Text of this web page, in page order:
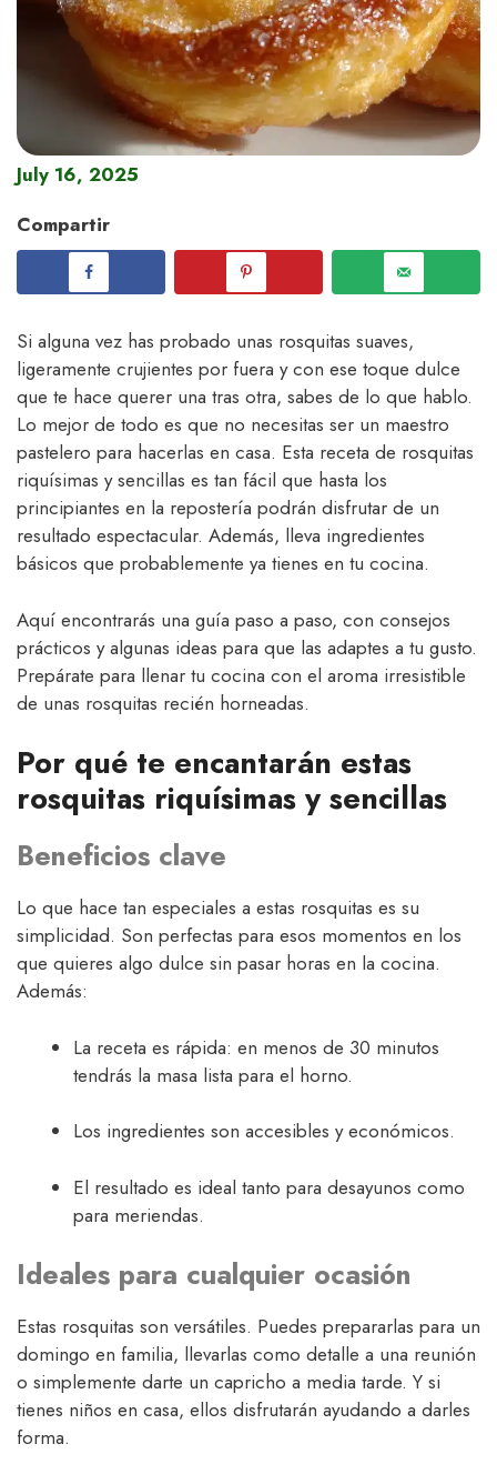
July 16, 2025
Compartir
Si alguna vez has probado unas rosquitas suaves,
ligeramente crujientes por fuera y con ese toque dulce
que te hace querer una tras otra, sabes de lo que hablo.
Lo mejor de todo es que no necesitas ser un maestro
pastelero para hacerlas en casa. Esta receta de rosquitas
riquísimas y sencillas es tan fácil que hasta los
principiantes en la repostería podrán disfrutar de un
resultado espectacular. Además, lleva ingredientes
básicos que probablemente ya tienes en tu cocina.
Aquí encontrarás una guía paso a paso, con consejos
prácticos y algunas ideas para que las adaptes a tu gusto.
Prepárate para llenar tu cocina con el aroma irresistible
de unas rosquitas recién horneadas.
Por qué te encantarán estas
rosquitas riquísimas y sencillas
Beneficios clave
Lo que hace tan especiales a estas rosquitas es su
simplicidad. Son perfectas para esos momentos en los
que quieres algo dulce sin pasar horas en la cocina.
Además:
La receta es rápida: en menos de 30 minutos
tendrás la masa lista para el horno.
Los ingredientes son accesibles y económicos.
El resultado es ideal tanto para desayunos como
para meriendas.
Ideales para cualquier ocasión
Estas rosquitas son versátiles. Puedes prepararlas para un
domingo en familia, llevarlas como detalle a una reunión
o simplemente darte un capricho a media tarde. Y si
tienes niños en casa, ellos disfrutarán ayudando a darles
forma.